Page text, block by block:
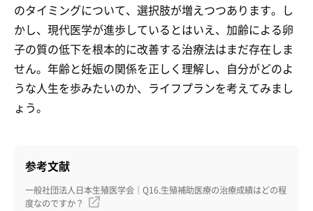
のタイミングについて、選択肢が増えつつあります。し
かし、現代医学が進歩しているとはいえ、加齢による卵
子の質の低下を根本的に改善する治療法はまだ存在しま
せん。年齢と妊娠の関係を正しく理解し、自分がどのよ
うな人生を歩みたいのか、ライフプランを考えてみまし
ょう。
参考文献
一般社団法人日本生殖医学会｜Q16.生殖補助医療の治療成績はどの程
度なのですか？